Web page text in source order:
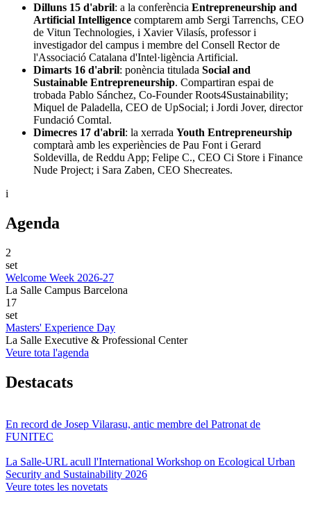
Dilluns 15 d'abril: a la conferència Entrepreneurship and
Artificial Intelligence comptarem amb Sergi Tarrenchs, CEO
de Vitun Technologies, i Xavier Vilasís, professor i
investigador del campus i membre del Consell Rector de
l'Associació Catalana d'Intel·ligència Artificial.
Dimarts 16 d'abril: ponència titulada Social and
Sustainable Entrepreneurship. Compartiran espai de
trobada Pablo Sánchez, Co-Founder Roots4Sustainability;
Miquel de Paladella, CEO de UpSocial; i Jordi Jover, director
Fundació Comtal.
Dimecres 17 d'abril: la xerrada Youth Entrepreneurship
comptarà amb les experiències de Pau Font i Gerard
Soldevilla, de Reddu App; Felipe C., CEO Ci Store i Finance
Nude Project; i Sara Zaben, CEO Shecreates.
i
Agenda
2
set
Welcome Week 2026-27
La Salle Campus Barcelona
17
set
Masters' Experience Day
La Salle Executive & Professional Center
Veure tota l'agenda
Destacats
En record de Josep Vilarasu, antic membre del Patronat de
FUNITEC
La Salle-URL acull l'International Workshop on Ecological Urban
Security and Sustainability 2026
Veure totes les novetats